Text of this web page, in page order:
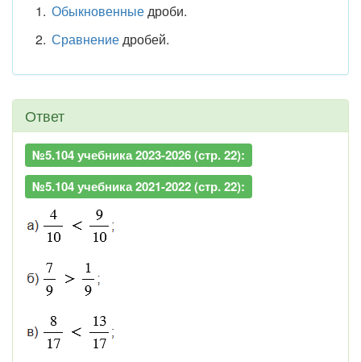
Обыкновенныедроби.
Сравнениедробей.
Ответ
№5.104 учебника 2023-2026 (стр. 22):
№5.104 учебника 2021-2022 (стр. 22):